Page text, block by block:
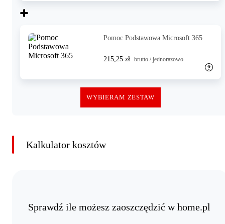
Pomoc Podstawowa Microsoft 365
215,25 zł brutto / jednorazowo
WYBIERAM ZESTAW
Kalkulator kosztów
Sprawdź ile możesz zaoszczędzić w home.pl